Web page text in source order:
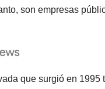
son empresas
que surgió en